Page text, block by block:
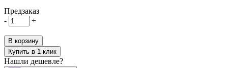
Предзаказ
-
+
В корзину
Купить в 1 клик
Нашли дешевле?